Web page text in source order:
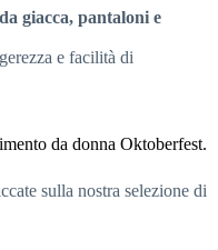
giacca, pantaloni e
e facilità di
da donna Oktoberfest.
sulla nostra selezione di